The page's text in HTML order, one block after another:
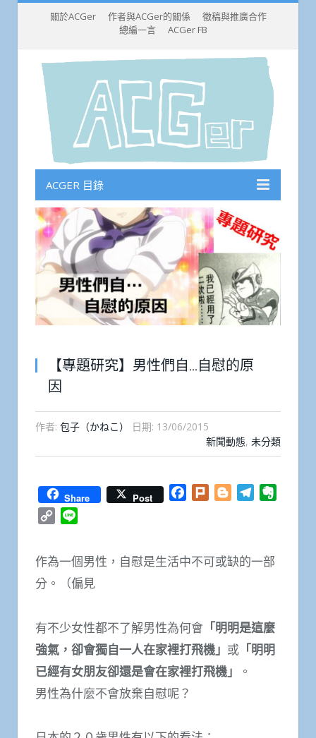
關於ACGer 作者與ACGer的關係
徵稿與推廣合作
總編一言
ACGer FB
ACGER 目錄
【專題研究】男性們自…自慰的原
因
作者: 包子（かねこ） 日期: 13/06/2015
新聞動態, 未分類
Share Post Facebook
Plurk BloggerTelegram
Copy
作為一個男性，自慰是生活中不可或缺的一部
分。（偏見
有不少女性都不了解男性為何會 「明明是這麼
強氣，卻會獨自一人在家裡打飛機」 或 「明明
已經有女朋友卻還是會在家裡打飛機」
。
男性為什麼不會放棄自慰呢？